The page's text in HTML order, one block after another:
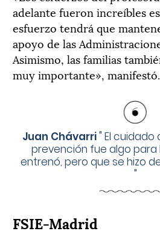
adelante fueron increíbles
esfuerzo tendrá que
apoyo de las
Asimismo, las familias
muy importante», manifestó.
Juan Chávarri" El cuidado
prevención fue algo para
entrenó, pero que se hizo
"
FSIE-Madrid